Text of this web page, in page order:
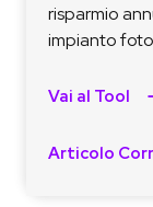
risparmio
impianto
Vai al Tool
Articolo